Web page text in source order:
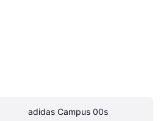
adidas Campus 00s